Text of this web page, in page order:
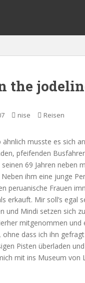
the
nise Reisen
ähnlich musste es sich
pfeifenden
69 Jahren neben
Neben ihm eine junge
peruanische Frauen
erkauft. Mir soll’s egal
und Mindi setzen sich
mitgenommen
ohne dass ich ihn
Pisten überladen
mit ins Museum von